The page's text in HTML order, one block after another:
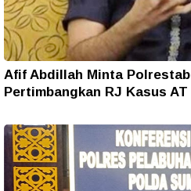
Afif Abdillah Minta
Pertimbangkan RJ Kasus